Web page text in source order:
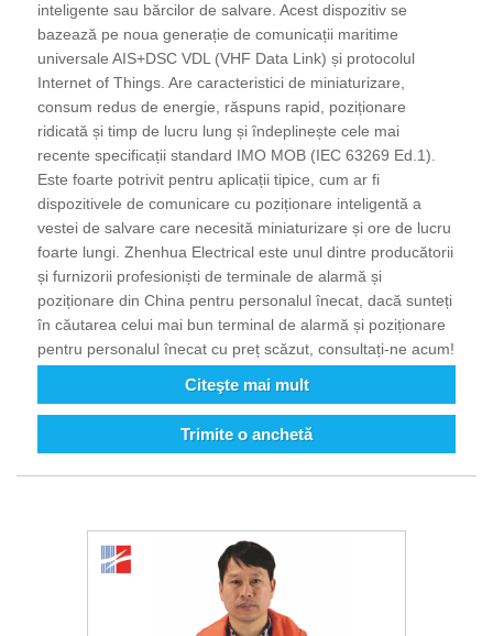
inteligente sau bărcilor de salvare. Acest dispozitiv se
bazează pe noua generație de comunicații maritime
universale AIS+DSC VDL (VHF Data Link) și protocolul
Internet of Things. Are caracteristici de miniaturizare,
consum redus de energie, răspuns rapid, poziționare
ridicată și timp de lucru lung și îndeplinește cele mai
recente specificații standard IMO MOB (IEC 63269 Ed.1).
Este foarte potrivit pentru aplicații tipice, cum ar fi
dispozitivele de comunicare cu poziționare inteligentă a
vestei de salvare care necesită miniaturizare și ore de lucru
foarte lungi. Zhenhua Electrical este unul dintre producătorii
și furnizorii profesioniști de terminale de alarmă și
poziționare din China pentru personalul înecat, dacă sunteți
în căutarea celui mai bun terminal de alarmă și poziționare
pentru personalul înecat cu preț scăzut, consultați-ne acum!
Citeşte mai mult
Trimite o anchetă